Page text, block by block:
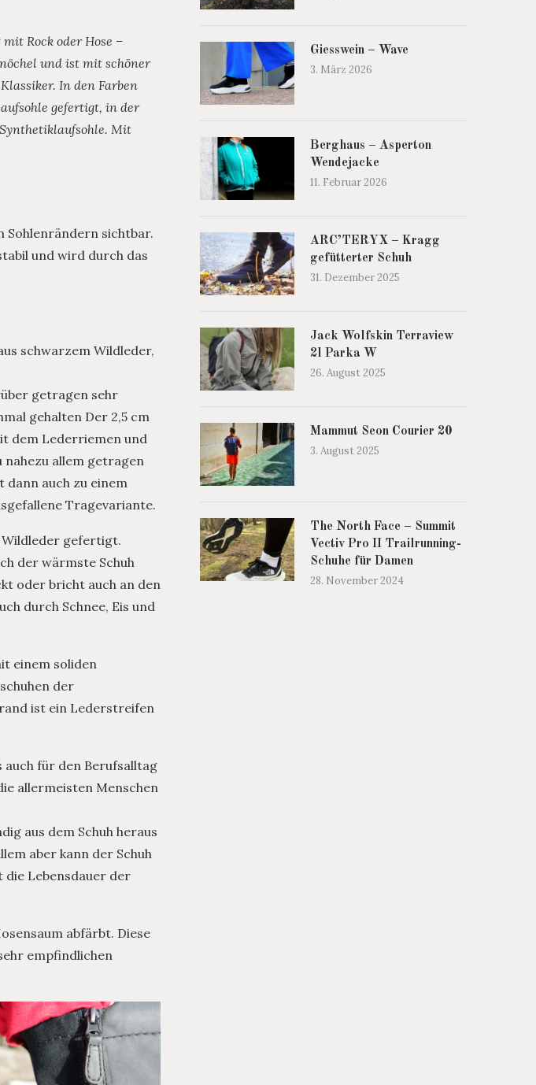
Rock oder Hose –
und ist mit schöner
In den Farben
gefertigt, in der
Mit
Sohlenrändern sichtbar.
und wird durch das
schwarzem Wildleder,
getragen sehr
gehalten Der 2,5 cm
dem Lederriemen und
nahezu allem getragen
auch zu einem
Tragevariante.
Wildleder gefertigt.
der wärmste Schuh
oder bricht auch an den
durch Schnee, Eis und
einem soliden
der
ist ein Lederstreifen
für den Berufsalltag
allermeisten Menschen
aus dem Schuh heraus
aber kann der Schuh
Lebensdauer der
abfärbt. Diese
empfindlichen
Giesswein – Wave
3. März 2026
Berghaus – Asperton
Wendejacke
11. Februar 2026
ARC’TERYX – Kragg
gefütterter Schuh
31. Dezember 2025
Jack Wolfskin Terraview
2l Parka W
26. August 2025
Mammut Seon Courier 20
3. August 2025
The North Face – Summit
Vectiv Pro II Trailrunning-
Schuhe für Damen
28. November 2024